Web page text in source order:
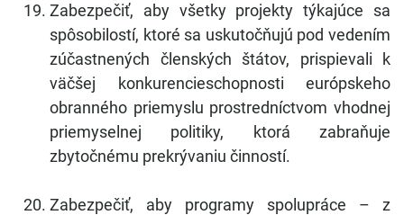
Zabezpečiť, aby všetky projekty týkajúce sa
spôsobilostí, ktoré sa uskutočňujú pod vedením
zúčastnených členských štátov, prispievali k
väčšej konkurencieschopnosti európskeho
obranného priemyslu prostredníctvom vhodnej
priemyselnej politiky, ktorá zabraňuje
zbytočnému prekrývaniu činností.
Zabezpečiť, aby programy spolupráce – z